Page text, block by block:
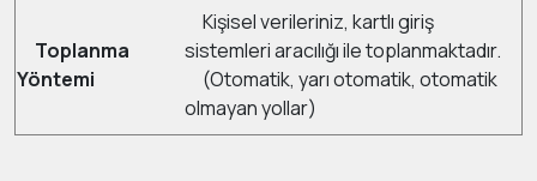
Toplanma
Yöntemi
Kişisel verileriniz, kartlı giriş
sistemleri aracılığı ile toplanmaktadır.
(Otomatik, yarı otomatik, otomatik
olmayan yollar)